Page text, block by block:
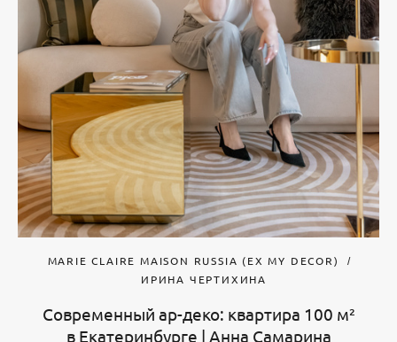
MARIE CLAIRE MAISON RUSSIA (EX MY DECOR)
ИРИНА ЧЕРТИХИНА
Современный ар-деко: квартира 100 м²
в Екатеринбурге | Анна Самарина